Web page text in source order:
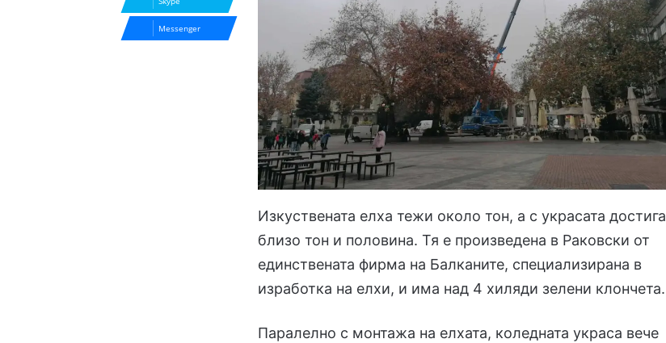
Изкуствената елха тежи около тон, а с украсата достига
близо тон и половина. Тя е произведена в Раковски от
единствената фирма на Балканите, специализирана в
изработка на елхи, и има над 4 хиляди зелени клончета.
Паралелно с монтажа на елхата, коледната украса вече
Messenger